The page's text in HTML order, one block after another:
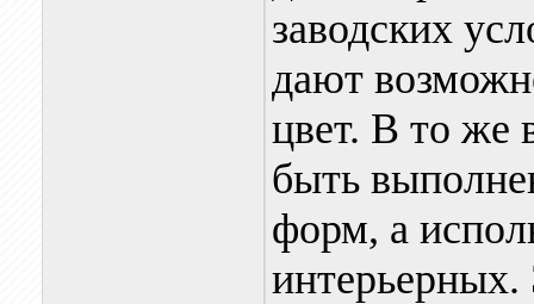
заводских
дают
цвет. В то же
быть
форм, а
интерьерных.